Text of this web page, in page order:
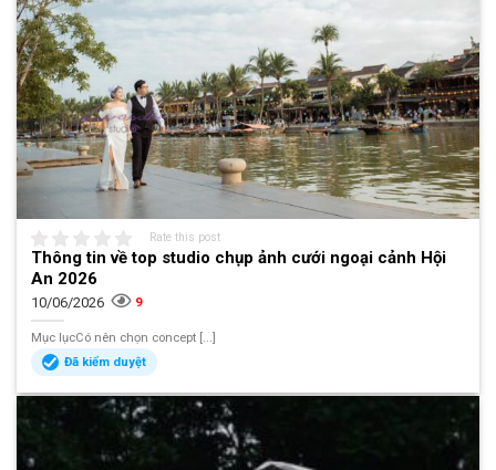
Rate this post
Thông tin về top studio chụp ảnh cưới ngoại cảnh Hội
An 2026
10/06/2026 9
Mục lụcCó nên chọn concept [...]
Đã kiểm duyệt